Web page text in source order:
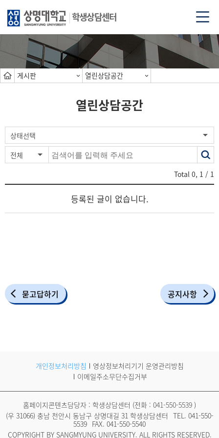
학생상담센터
게시판 열린상담공간
열린상담공간
상태선택
전체
Total 0, 1 / 1
등록된 글이 없습니다.
묻고답하기 공지사항
개인정보처리방침
영상정보처리기기 운영관리방침
이메일주소무단수집거부
홈페이지콘텐츠담당자 : 학생상담센터 (전화 : 041-550-5539 )
(우 31066) 충남 천안시 동남구 상명대길 31 학생상담센터 TEL. 041-550-
5539 FAX. 041-550-5540
COPYRIGHT BY SANGMYUNG UNIVERSITY. ALL RIGHTS RESERVED.